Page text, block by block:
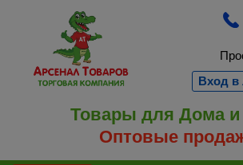
Вход в
Товары для Дома и
Оптовые